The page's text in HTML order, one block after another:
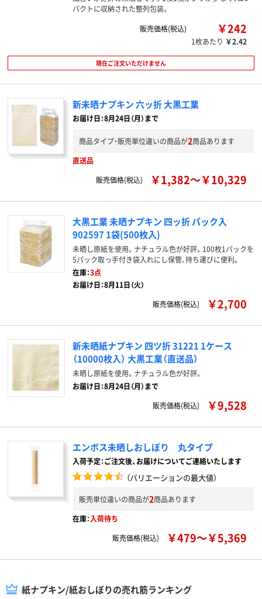
パクトに収納された整列包装。
販売価格(税込)
￥242
1枚あたり ￥2.42
現在ご注文いただけません
新未晒ナプキン 六ッ折 大黒工業
お届け日：8月24日（月）まで
商品タイプ・販売単位違いの商品が2商品あります
直送品
販売価格(税込)
￥1,382～￥10,329
大黒工業 未晒ナプキン 四ッ折 パック入
902597 1袋(500枚入)
未晒し原紙を使用。ナチュラル色が好評。100枚1パックを
5パック取っ手付き袋入れにし保管、持ち運びに便利。
在庫：3点
お届け日：8月11日（火）
販売価格(税込)
￥2,700
新未晒紙ナプキン 四ツ折 31221 1ケース
（10000枚入） 大黒工業（直送品）
未晒し原紙を使用。ナチュラル色が好評。
お届け日：8月24日（月）まで
販売価格(税込)
￥9,528
エンボス未晒しおしぼり 丸タイプ
入荷予定：ご注文後、お届けについてご連絡いたします
（バリエーションの最大値）
販売単位違いの商品が2商品あります
在庫：入荷待ち
販売価格(税込)
￥479～￥5,369
紙ナプキン/紙おしぼりの売れ筋ランキング